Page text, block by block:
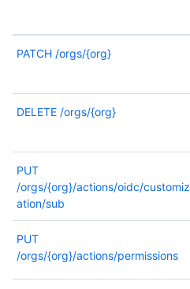
PATCH /orgs/{org}
DELETE /orgs/{org}
PUT
/orgs/{org}/actions/oidc/customiz
ation/sub
PUT
/orgs/{org}/actions/permissions